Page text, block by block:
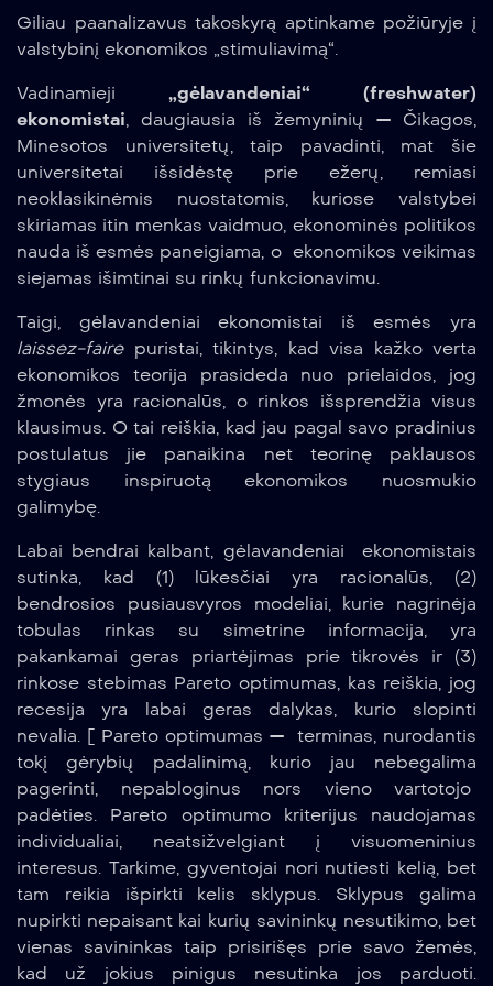
Giliau paanalizavus takoskyrą aptinkame požiūryje į
valstybinį ekonomikos „stimuliavimą“.
Vadinamieji „gėlavandeniai“ (freshwater)
ekonomistai, daugiausia iš žemyninių — Čikagos,
Minesotos universitetų, taip pavadinti, mat šie
universitetai išsidėstę prie ežerų, remiasi
neoklasikinėmis nuostatomis, kuriose valstybei
skiriamas itin menkas vaidmuo, ekonominės politikos
nauda iš esmės paneigiama, o ekonomikos veikimas
siejamas išimtinai su rinkų funkcionavimu.
Taigi, gėlavandeniai ekonomistai iš esmės yra
laissez-fairepuristai, tikintys, kad visa kažko verta
ekonomikos teorija prasideda nuo prielaidos, jog
žmonės yra racionalūs, o rinkos išsprendžia visus
klausimus. O tai reiškia, kad jau pagal savo pradinius
postulatus jie panaikina net teorinę paklausos
stygiaus inspiruotą ekonomikos nuosmukio
galimybę.
Labai bendrai kalbant, gėlavandeniai ekonomistais
sutinka, kad (1) lūkesčiai yra racionalūs, (2)
bendrosios pusiausvyros modeliai, kurie nagrinėja
tobulas rinkas su simetrine informacija, yra
pakankamai geras priartėjimas prie tikrovės ir (3)
rinkose stebimas Pareto optimumas, kas reiškia, jog
recesija yra labai geras dalykas, kurio slopinti
nevalia. [ Pareto optimumas — terminas, nurodantis
tokį gėrybių padalinimą, kurio jau nebegalima
pagerinti, nepabloginus nors vieno vartotojo
padėties. Pareto optimumo kriterijus naudojamas
individualiai, neatsižvelgiant į visuomeninius
interesus. Tarkime, gyventojai nori nutiesti kelią, bet
tam reikia išpirkti kelis sklypus. Sklypus galima
nupirkti nepaisant kai kurių savininkų nesutikimo, bet
vienas savininkas taip prisirišęs prie savo žemės,
kad už jokius pinigus nesutinka jos parduoti.